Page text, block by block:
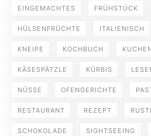
EINGEMACHTES FRÜHSTÜCK
HÜLSENFRÜCHTE ITALIENISCH
KNEIPE KOCHBUCH
KÄSESPÄTZLE KÜRBIS
NÜSSE OFENGERICHTE
RESTAURANT REZEPT
SCHOKOLADE SIGHTSEEING